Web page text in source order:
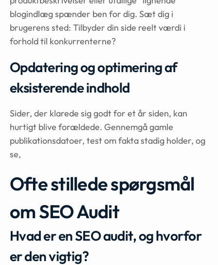
blogindlæg spænder ben for dig. Sæt dig i
brugerens sted: Tilbyder din side reelt værdi i
forhold til konkurrenterne?
Opdatering og optimering af
eksisterende indhold
Sider, der klarede sig godt for et år siden, kan
hurtigt blive forældede. Gennemgå gamle
publikationsdatoer, test om fakta stadig holder, og
se,
Ofte stillede spørgsmål
om SEO Audit
Hvad er en SEO audit, og hvorfor
er den vigtig?